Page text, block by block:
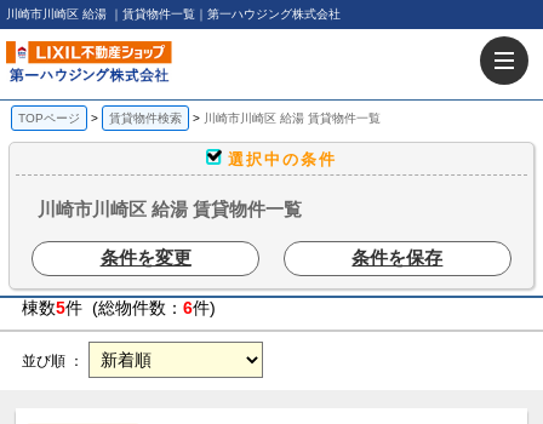
川崎市川崎区 給湯 ｜賃貸物件一覧｜第一ハウジング株式会社
TOPページ 賃貸物件検索 川崎市川崎区 給湯 賃貸物件一覧
選択中の条件
川崎市川崎区 給湯 賃貸物件一覧
条件を変更 条件を保存
棟数5件 (総物件数： 6件)
並び順 ：